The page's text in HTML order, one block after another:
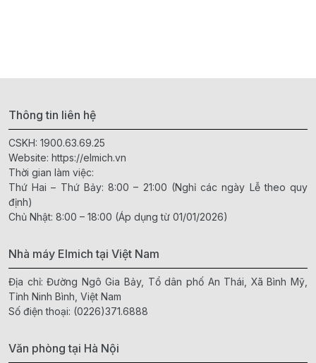
Thông tin liên hệ
CSKH: 1900.63.69.25
Website: https://elmich.vn
Thời gian làm việc:
Thứ Hai – Thứ Bảy: 8:00 – 21:00 (Nghỉ các ngày Lễ theo quy
định)
Chủ Nhật: 8:00 – 18:00 (Áp dụng từ 01/01/2026)
Nhà máy Elmich tại Việt Nam
Địa chỉ: Đường Ngô Gia Bảy, Tổ dân phố An Thái, Xã Bình Mỹ,
Tỉnh Ninh Bình, Việt Nam
Số điện thoại: (0226)371.6888
Văn phòng tại Hà Nội